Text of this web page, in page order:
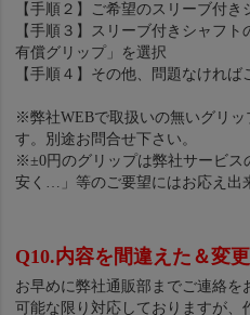
【手順２】ご希望のスリーブ付
【手順３】スリーブ付きシャフ
有償グリップ」を選択
【手順４】その他、問題なけれ
※弊社WEBで取扱いの無いグリ
す。別途お問合せ下さい。
※±0円のグリップは弊社サービス
安く…」等のご要望にはお応え出
Q10.内容を間違えた＆変
お早めに弊社通販部までご連絡を
可能な限り対応しておりますが、